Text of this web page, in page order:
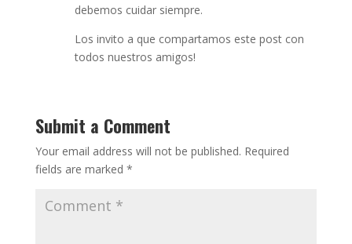
debemos cuidar siempre.
Los invito a que compartamos este post con
todos nuestros amigos!
Submit a Comment
Your email address will not be published. Required
fields are marked *